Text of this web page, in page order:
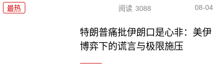
最热 阅读 3088 08-04
特朗普痛批伊朗口是心非：美伊
博弈下的谎言与极限施压